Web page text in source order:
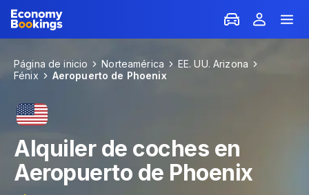
Página de inicio Norteamérica
EE. UU. Arizona
Fénix
Aeropuerto de Phoenix
Alquiler de coches en
Aeropuerto de Phoenix